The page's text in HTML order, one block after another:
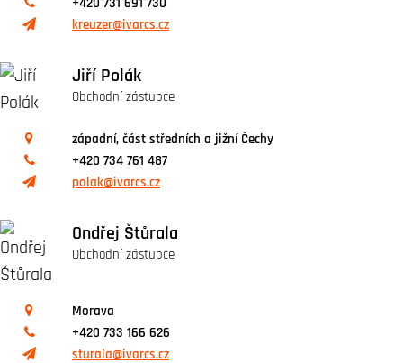
+420 731 691 730
kreuzer@ivarcs.cz
Jiří Polák
Obchodní zástupce
západní, část středních a jižní Čechy
+420 734 761 487
polak@ivarcs.cz
Ondřej Štůrala
Obchodní zástupce
Morava
+420 733 166 626
sturala@ivarcs.cz